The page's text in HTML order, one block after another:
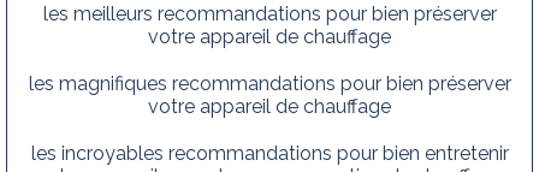
les meilleurs recommandations pour bien préserver
votre appareil de chauffage
les magnifiques recommandations pour bien préserver
votre appareil de chauffage
les incroyables recommandations pour bien entretenir